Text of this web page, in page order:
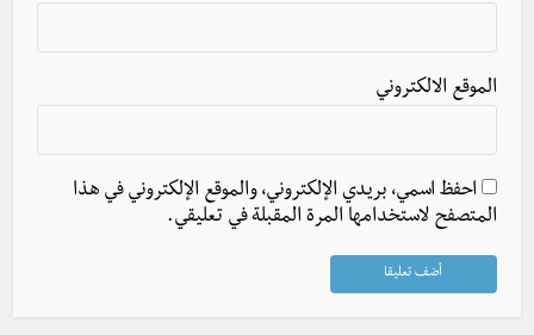
الموقع الالكتروني
احفظ اسمي، بريدي الإلكتروني، والموقع الإلكتروني في هذا
المتصفح لاستخدامها المرة المقبلة في تعليقي.